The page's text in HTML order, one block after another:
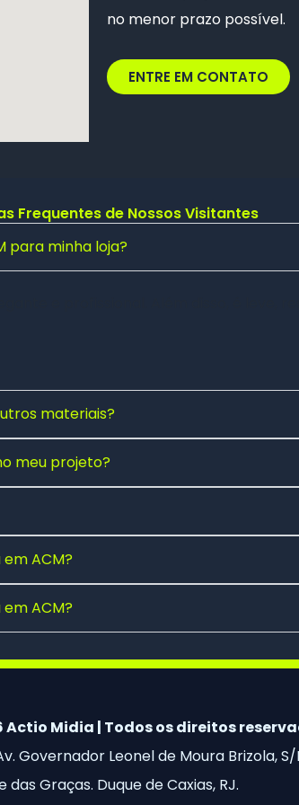
no menor prazo possível.
ENTRE EM CONTATO
Frequentes de Nossos Visitantes
para minha loja?
materiais?
meu projeto?
ACM?
ACM?
Midia | Todos os direitos
Governador Leonel de Moura Brizola, S/
das Graças. Duque de Caxias, RJ.